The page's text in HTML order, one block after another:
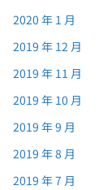
2020 年 1 月
2019 年 12 月
2019 年 11 月
2019 年 10 月
2019 年 9 月
2019 年 8 月
2019 年 7 月